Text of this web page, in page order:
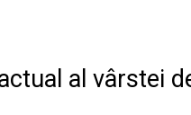
al vârstei